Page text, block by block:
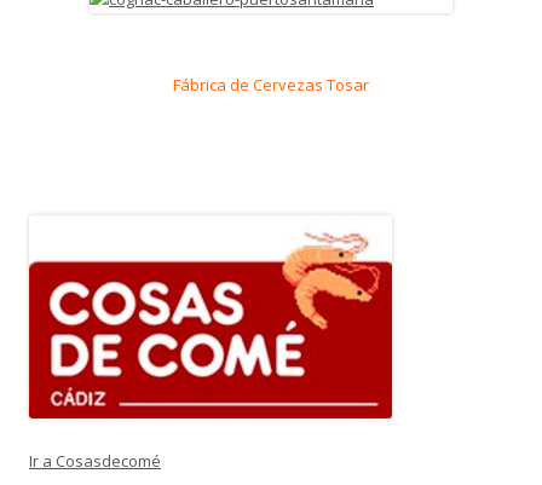
Fábrica de Cervezas Tosar
Ir a Cosasdecomé